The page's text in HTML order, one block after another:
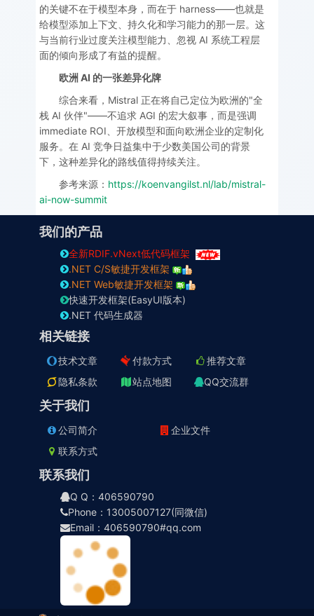
的关键不在于模型本身，而在于 harness——也就是
给模型添加上下文、持久化和学习能力的那一层。这
与当前行业过度关注模型能力、忽视 AI 系统工程层
面的倾向形成了有益的提醒。
欧洲 AI 的一张差异化牌
综合来看，Mistral 正在将自己定位为欧洲的"全
栈 AI 伙伴"——不追求 AGI 的宏大叙事，而是强调
immediate ROI、开放模型和面向欧洲企业的定制化
服务。在 AI 竞争日益集中于少数美国公司的背景
下，这种差异化的路线值得持续关注。
参考来源： https://koenvangilst.nl/lab/mistral-
ai-now-summit
我们的产品
全新RDIF.vNext低代码框架
.NET C/S敏捷开发框架
.NET Web敏捷开发框架
快速开发框架(EasyUI版本)
.NET 代码生成器
相关链接
技术文章 付款方式
推荐文章
隐私条款
站点地图 QQ交流群
关于我们
公司简介
企业文件
联系方式
联系我们
Q Q：406590790
Phone：13005007127(同微信)
Email：406590790#qq.com